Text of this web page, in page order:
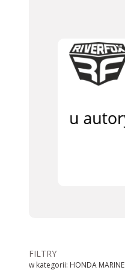
FILTRY
w kategorii: HONDA MARINE